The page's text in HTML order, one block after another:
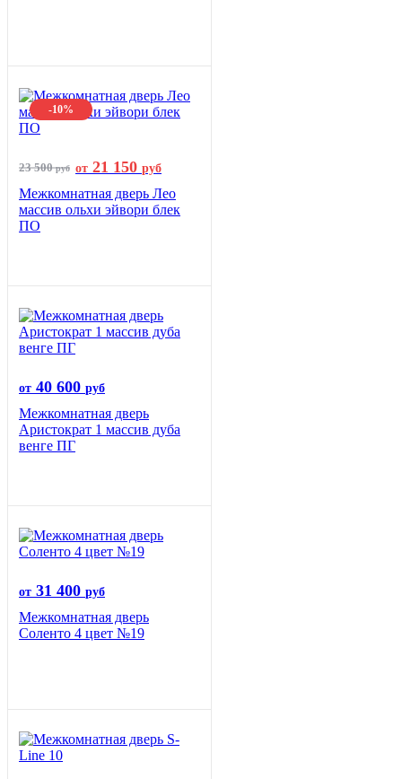
-10%
23 500руб от 21 150 руб
Межкомнатная дверь Лео
массив ольхи эйвори блек
ПО
от 40 600 руб
Межкомнатная дверь
Аристократ 1 массив дуба
венге ПГ
от 31 400 руб
Межкомнатная дверь
Соленто 4 цвет №19